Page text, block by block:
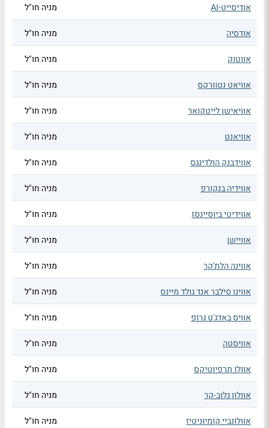
אודיסייט-AI מניה חו"ל
אודסיה מניה חו"ל
אווטוק מניה חו"ל
אוויאט נטוורקס מניה חו"ל
אוויאישן לייטקואר מניה חו"ל
אוויאנט מניה חו"ל
אווידבנק הולדינגס מניה חו"ל
אווידיה בנקורפ מניה חו"ל
אווידיטי ביוסיינסז מניה חו"ל
אוויישן מניה חו"ל
אווינה הלת'קר מניה חו"ל
אווינו סילבר אנד גולד מיינס מניה חו"ל
אוויס באדג'ט גרופ מניה חו"ל
אוויסטה מניה חו"ל
אוולו תרפיוטיקס מניה חו"ל
אוולון גלוב-קר מניה חו"ל
אוולונביי קומיוניטיז מניה חו"ל